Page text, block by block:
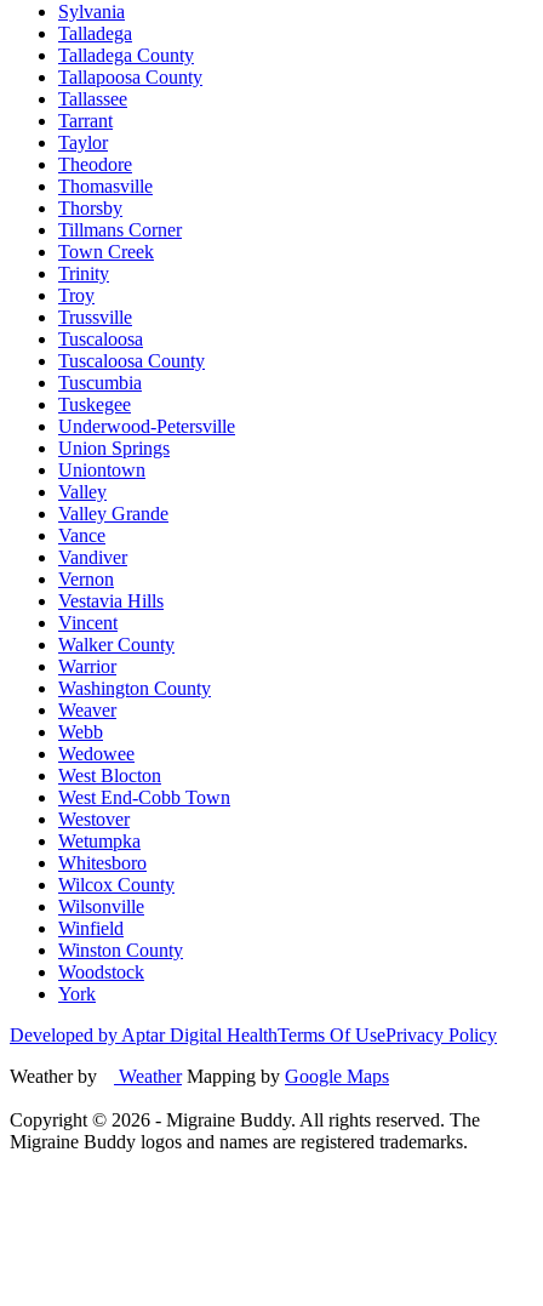
Sylvania
Talladega
Talladega County
Tallapoosa County
Tallassee
Tarrant
Taylor
Theodore
Thomasville
Thorsby
Tillmans Corner
Town Creek
Trinity
Troy
Trussville
Tuscaloosa
Tuscaloosa County
Tuscumbia
Tuskegee
Underwood-Petersville
Union Springs
Uniontown
Valley
Valley Grande
Vance
Vandiver
Vernon
Vestavia Hills
Vincent
Walker County
Warrior
Washington County
Weaver
Webb
Wedowee
West Blocton
West End-Cobb Town
Westover
Wetumpka
Whitesboro
Wilcox County
Wilsonville
Winfield
Winston County
Woodstock
York
Developed by Aptar Digital HealthTerms Of UsePrivacy Policy
Weather by
WeatherMapping by Google Maps
Copyright © 2026 - Migraine Buddy. All rights reserved. The
Migraine Buddy logos and names are registered trademarks.